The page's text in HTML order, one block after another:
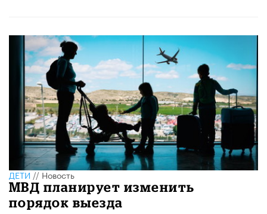
ДЕТИ//Новость
МВД планирует изменить
порядок выезда